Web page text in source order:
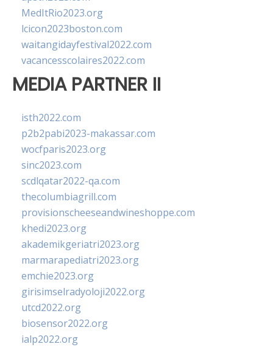
MedItRio2023.org
lcicon2023boston.com
waitangidayfestival2022.com
vacancesscolaires2022.com
MEDIA PARTNER II
isth2022.com
p2b2pabi2023-makassar.com
wocfparis2023.org
sinc2023.com
scdlqatar2022-qa.com
thecolumbiagrill.com
provisionscheeseandwineshoppe.com
khedi2023.org
akademikgeriatri2023.org
marmarapediatri2023.org
emchie2023.org
girisimselradyoloji2022.org
utcd2022.org
biosensor2022.org
ialp2022.org